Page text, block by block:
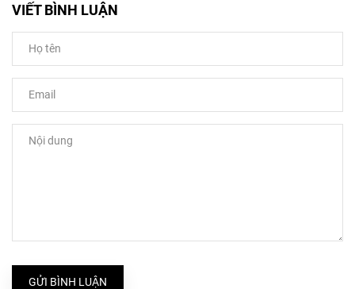
VIẾT BÌNH LUẬN
GỬI BÌNH LUẬN